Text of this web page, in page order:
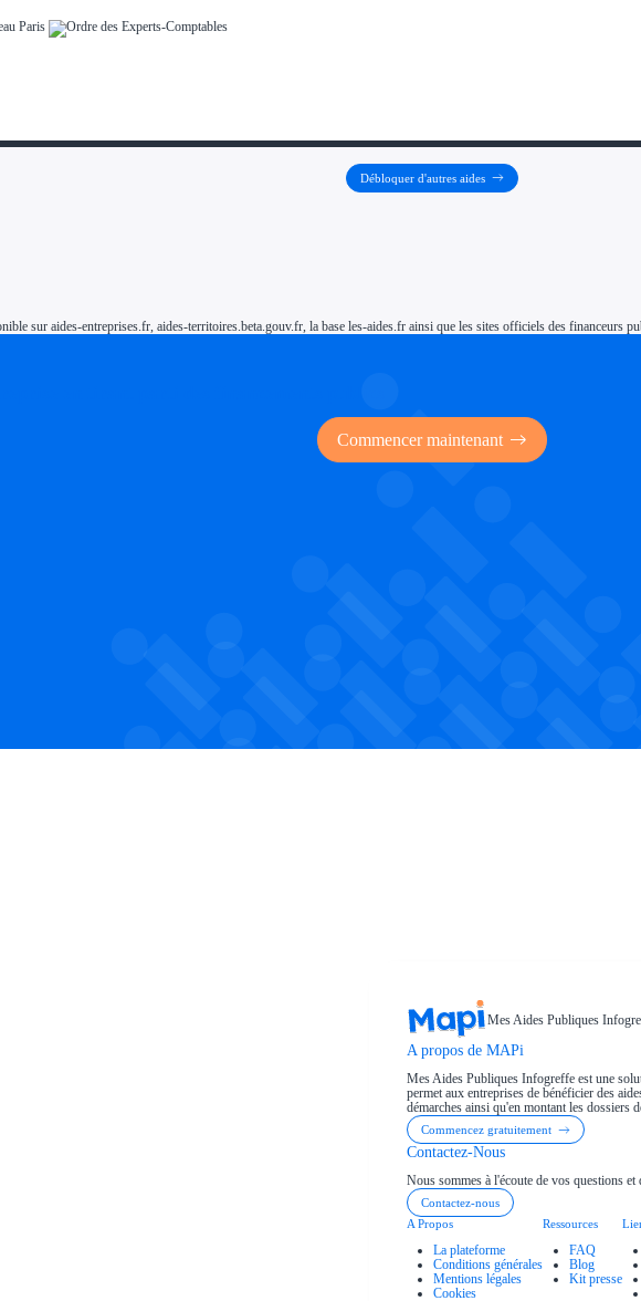
Débloquer d'autres aides
sur aides-entreprises.fr, aides-territoires.beta.gouv.fr, la base les-aides.fr ainsi que les sites officiels des financeurs
Commencer maintenant
Mes Aides Publiques
A propos de MAPi
Mes Aides Publiques Infogreffe est une
permet aux entreprises de bénéficier des
démarches ainsi qu'en montant les dossiers
Commencez gratuitement
Contactez-Nous
Nous sommes à l'écoute de vos questions et
Contactez-nous
A Propos
La plateforme
Conditions générales
Mentions légales
Cookies
Ressources
FAQ
Blog
Kit presse